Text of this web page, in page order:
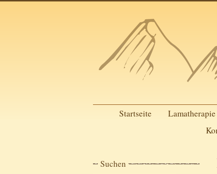
Startseite
Lamatherapie
Suchen